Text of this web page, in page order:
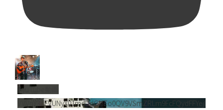
YouTube動画
VVVnY3dFVUNyY01mdDdGMEo0QV9VSmZRLm9FcFQydFFYejl